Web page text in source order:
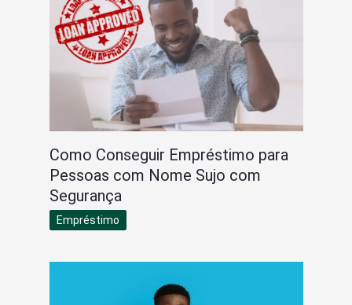
Como Conseguir Empréstimo para
Pessoas com Nome Sujo com
Segurança
Empréstimo